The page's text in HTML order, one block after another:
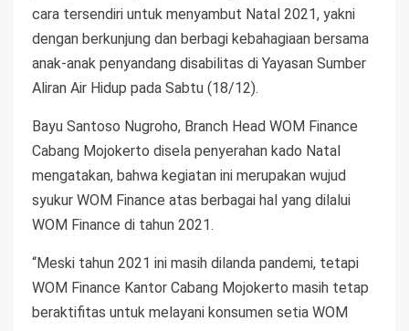
cara tersendiri untuk menyambut Natal 2021, yakni
dengan berkunjung dan berbagi kebahagiaan bersama
anak-anak penyandang disabilitas di Yayasan Sumber
Aliran Air Hidup pada Sabtu (18/12).
Bayu Santoso Nugroho, Branch Head WOM Finance
Cabang Mojokerto disela penyerahan kado Natal
mengatakan, bahwa kegiatan ini merupakan wujud
syukur WOM Finance atas berbagai hal yang dilalui
WOM Finance di tahun 2021.
“Meski tahun 2021 ini masih dilanda pandemi, tetapi
WOM Finance Kantor Cabang Mojokerto masih tetap
beraktifitas untuk melayani konsumen setia WOM